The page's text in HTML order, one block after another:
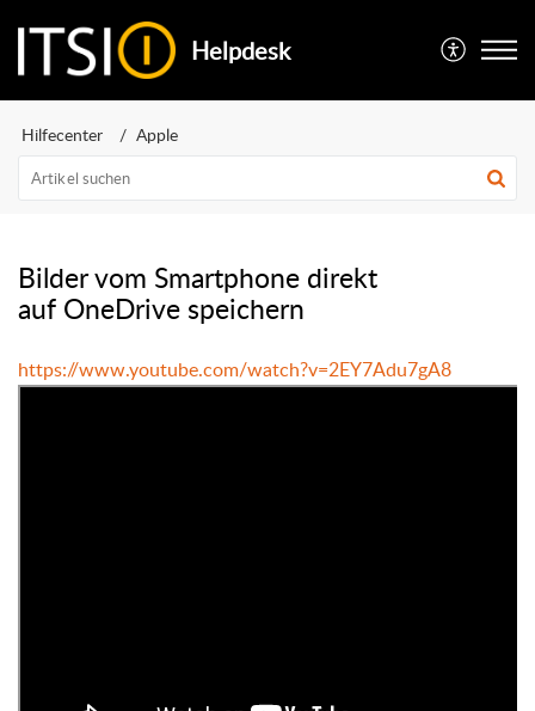
Helpdesk
Hilfecenter Apple
Bilder vom Smartphone direkt
auf OneDrive speichern
https://www.youtube.com/watch?v=2EY7Adu7gA8